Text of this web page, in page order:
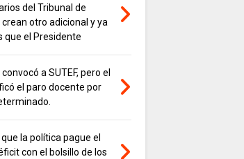
del Tribunal de
otro adicional y ya
que el Presidente
a SUTEF, pero el
el paro docente por
la política pague el
con el bolsillo de los